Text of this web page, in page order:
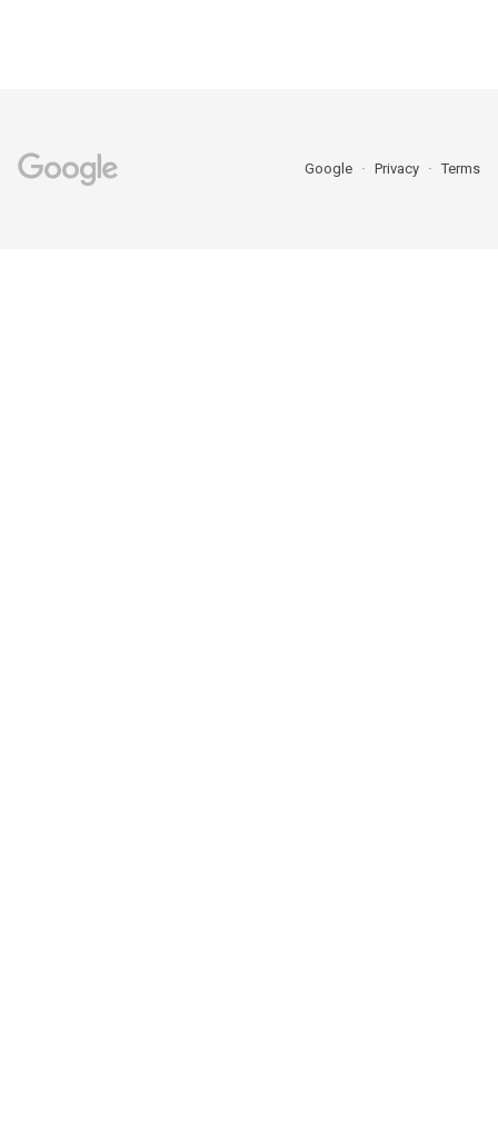
Google Privacy Terms